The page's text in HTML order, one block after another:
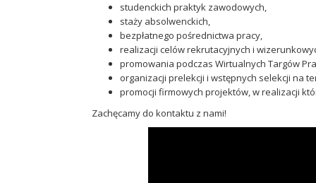
studenckich praktyk zawodowych,
staży absolwenckich,
bezpłatnego pośrednictwa pracy,
realizacji celów rekrutacyjnych i
promowania podczas Wirtualnych Targów
organizacji prelekcji i wstępnych selekcji na
promocji firmowych projektów, w realizacji
Zachęcamy do kontaktu z nami!